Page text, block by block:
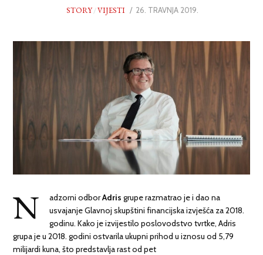
STORY /VIJESTI
POSTED
26. TRAVNJA 2019.
N adzorni odborAdris grupe razmatrao je i dao na
usvajanje Glavnoj skupštini financijska izvješća za 2018.
godinu. Kako je izvijestilo poslovodstvo tvrtke, Adris
grupa je u 2018. godini ostvarila ukupni prihod u iznosu od 5,79
milijardi kuna, što predstavlja rast od pet